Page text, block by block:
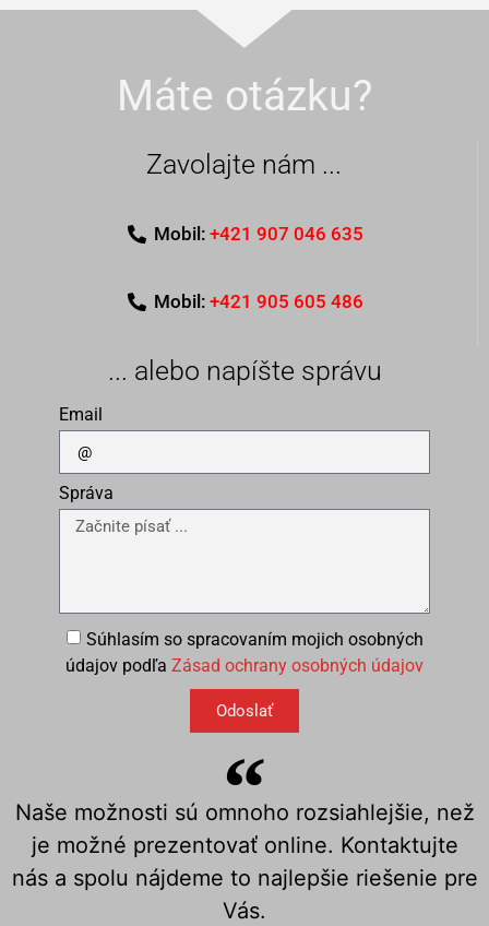
Máte otázku?
Zavolajte nám ...
Mobil: +421 907 046 635
Mobil: +421 905 605 486
... alebo napíšte správu
Email
Správa
Súhlasím so spracovaním mojich osobných
údajov podľa Zásad ochrany osobných údajov
Odoslať
Naše možnosti sú omnoho rozsiahlejšie, než
je možné prezentovať online. Kontaktujte
nás a spolu nájdeme to najlepšie riešenie pre
Vás.